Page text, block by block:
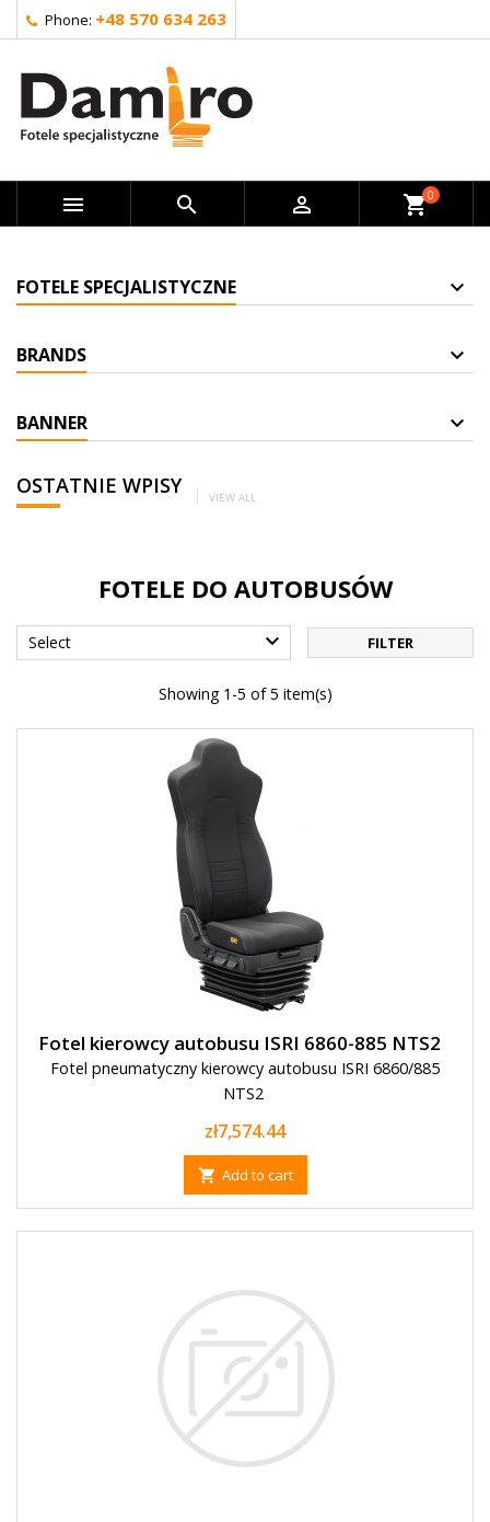
Phone: +48 570 634 263
   shopping_cart0
FOTELE SPECJALISTYCZNE
BRANDS
BANNER
OSTATNIE WPISY VIEW ALL
FOTELE DO AUTOBUSÓW
Select  FILTER
Showing 1-5 of 5 item(s)
Fotel kierowcy autobusu ISRI 6860-885 NTS2
Fotel pneumatyczny kierowcy autobusu ISRI 6860/885
NTS2
Price
zł7,574.44
 Add to cart